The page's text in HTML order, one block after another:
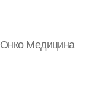
Онко Медицина